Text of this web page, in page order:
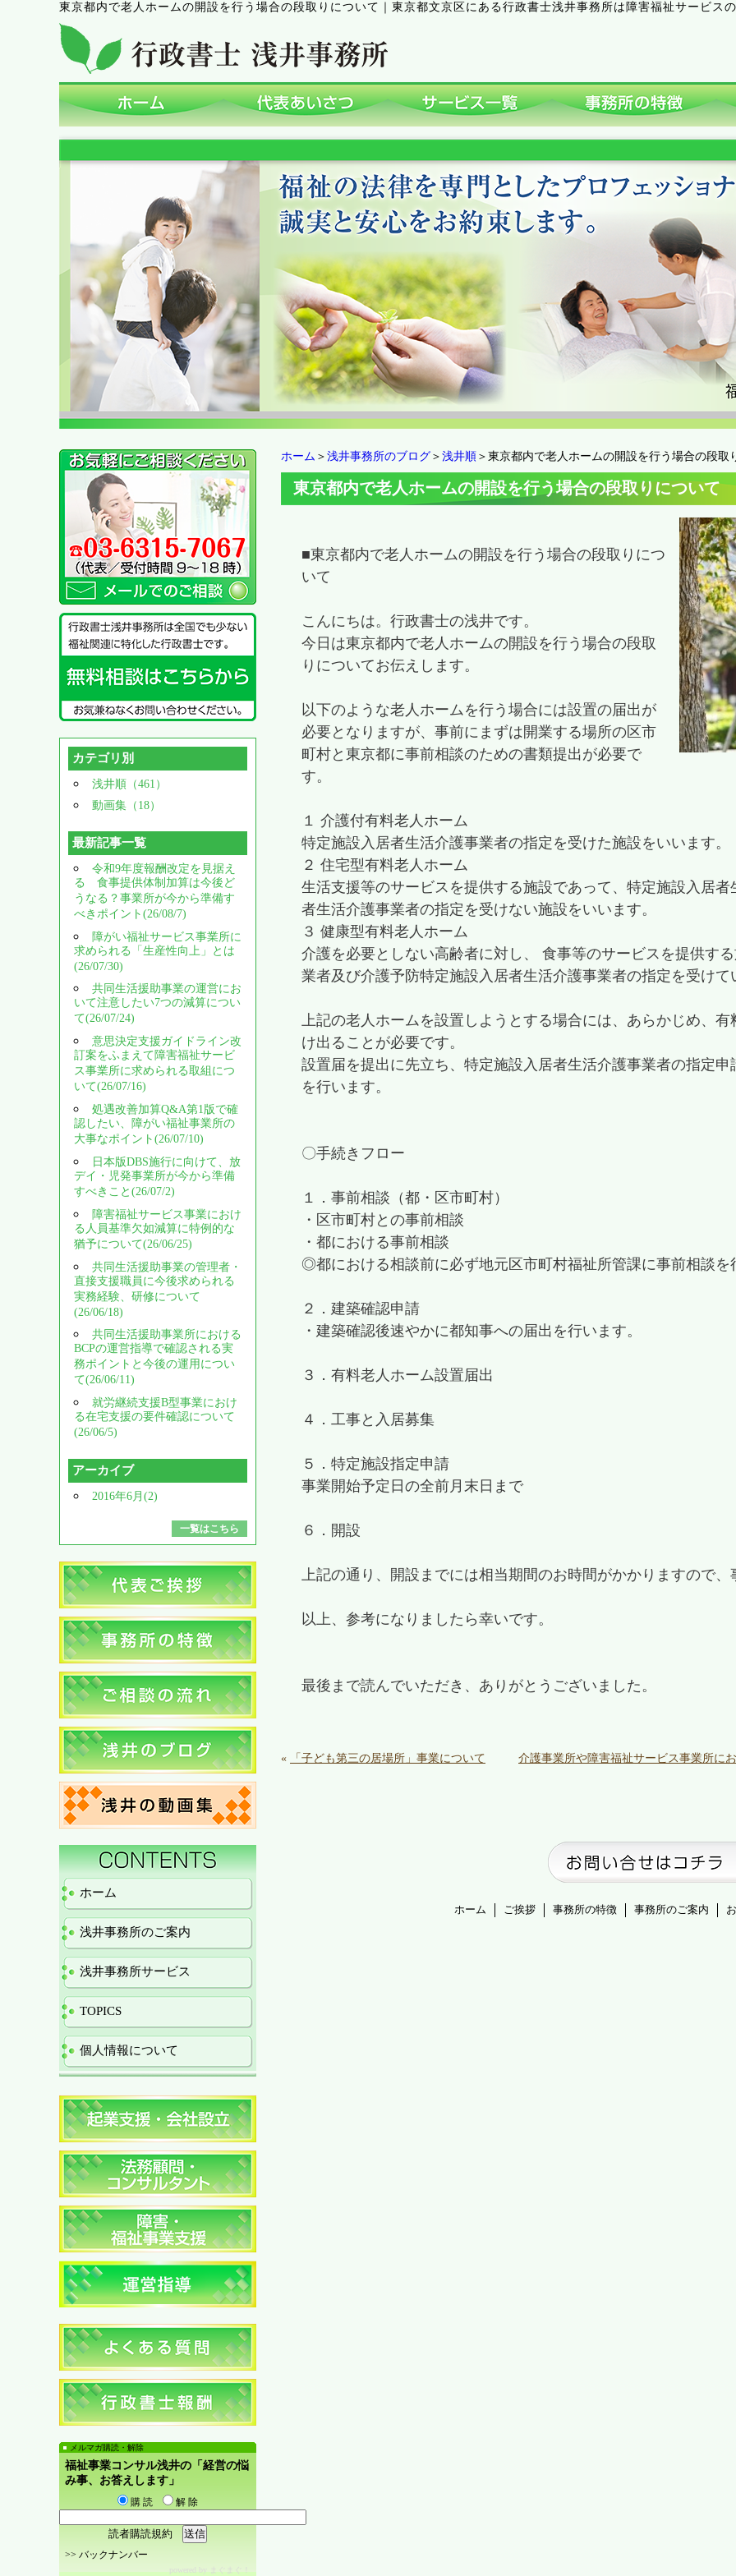
東京都内で老人ホームの開設を行う場合の段取りについて 東京都文京区にある行政書士浅井事務所は障害福祉サービス
ホーム ＞ 浅井事務所のブログ ＞ 浅井順 ＞東京都内で老人ホームの開設を行う場合の段取
東京都内で老人ホームの開設を行う場合の段取りについて
■東京都内で老人ホームの開設を行う場合の段取りにつ
いて
こんにちは。行政書士の浅井です。
今日は東京都内で老人ホームの開設を行う場合の段取
りについてお伝えします。
以下のような老人ホームを行う場合には設置の届出が
必要となりますが、事前にまずは開業する場所の区市
町村と東京都に事前相談のための書類提出が必要で
す。
１ 介護付有料老人ホーム
特定施設入居者生活介護事業者の指定を受けた施設をいいます。
２ 住宅型有料老人ホーム
生活支援等のサービスを提供する施設であって、特定施設入居
者生活介護事業者の指定を受けない施設をいいます。
３ 健康型有料老人ホーム
介護を必要としない高齢者に対し、 食事等のサービスを提供す
業者及び介護予防特定施設入居者生活介護事業者の指定を受けて
上記の老人ホームを設置しようとする場合には、あらかじめ、
け出ることが必要です。
設置届を提出に先立ち、特定施設入居者生活介護事業者の指定
を行います。
〇手続きフロー
１．事前相談（都・区市町村）
・区市町村との事前相談
・都における事前相談
◎都における相談前に必ず地元区市町村福祉所管課に事前相談を
２．建築確認申請
・建築確認後速やかに都知事への届出を行います。
３．有料老人ホーム設置届出
４．工事と入居募集
５．特定施設指定申請
事業開始予定日の全前月末日まで
６．開設
上記の通り、開設までには相当期間のお時間がかかりますので、
以上、参考になりましたら幸いです。
最後まで読んでいただき、ありがとうございました。
« 「子ども第三の居場所」事業について 介護事業所や障害福祉サービス事業所に
ホーム ご挨拶 事務所の特徴 事務所のご案内
カテゴリ別
浅井順（461）
動画集（18）
最新記事一覧
令和9年度報酬改定を見据え
る 食事提供体制加算は今後ど
うなる？事業所が今から準備す
べきポイント(26/08/7)
障がい福祉サービス事業所に
求められる「生産性向上」とは
(26/07/30)
共同生活援助事業の運営にお
いて注意したい7つの減算につい
て(26/07/24)
意思決定支援ガイドライン改
訂案をふまえて障害福祉サービ
ス事業所に求められる取組につ
いて(26/07/16)
処遇改善加算Q&A第1版で確
認したい、障がい福祉事業所の
大事なポイント(26/07/10)
日本版DBS施行に向けて、放
デイ・児発事業所が今から準備
すべきこと(26/07/2)
障害福祉サービス事業におけ
る人員基準欠如減算に特例的な
猶予について(26/06/25)
共同生活援助事業の管理者・
直接支援職員に今後求められる
実務経験、研修について
(26/06/18)
共同生活援助事業所における
BCPの運営指導で確認される実
務ポイントと今後の運用につい
て(26/06/11)
就労継続支援B型事業におけ
る在宅支援の要件確認について
(26/06/5)
アーカイブ
2016年6月(2)
一覧はこちら
ホーム
浅井事務所のご案内
浅井事務所サービス
TOPICS
個人情報について
メルマガ購読・解除
福祉事業コンサル浅井の「経営の悩
み事、お答えします」
購 読 解 除
読者購読規約
>> バックナンバー